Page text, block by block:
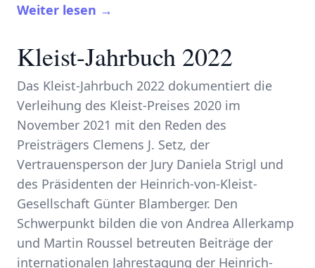
Weiter lesen →
Kleist-Jahrbuch 2022
Das Kleist-Jahrbuch 2022 dokumentiert die
Verleihung des Kleist-Preises 2020 im
November 2021 mit den Reden des
Preisträgers Clemens J. Setz, der
Vertrauensperson der Jury Daniela Strigl und
des Präsidenten der Heinrich-von-Kleist-
Gesellschaft Günter Blamberger. Den
Schwerpunkt bilden die von Andrea Allerkamp
und Martin Roussel betreuten Beiträge der
internationalen Jahrestagung der Heinrich-